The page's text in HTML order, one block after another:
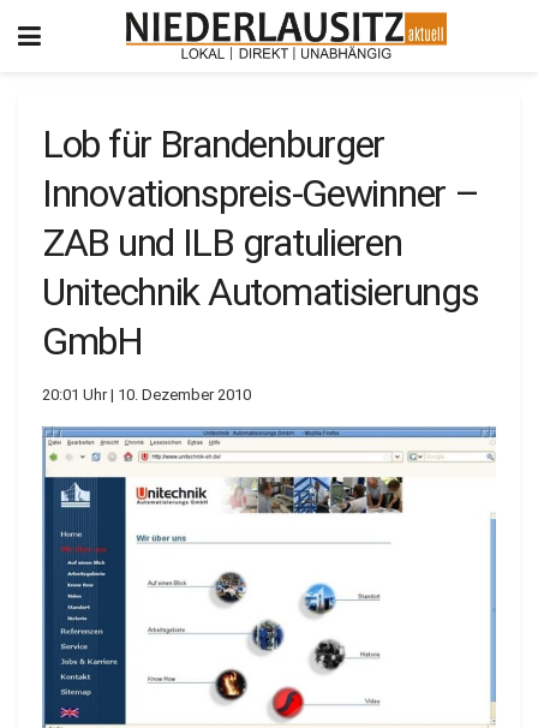
Lob für Brandenburger
Innovationspreis-Gewinner –
ZAB und ILB gratulieren
Unitechnik Automatisierungs
GmbH
20:01 Uhr | 10. Dezember 2010